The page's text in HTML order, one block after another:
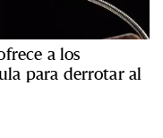
a los
para derrotar al